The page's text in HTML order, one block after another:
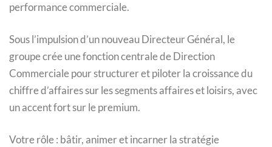
performance commerciale.
Sous l’impulsion d’un nouveau Directeur Général, le
groupe crée une fonction centrale de Direction
Commerciale pour structurer et piloter la croissance du
chiffre d’affaires sur les segments affaires et loisirs, avec
un accent fort sur le premium.
Votre rôle : bâtir, animer et incarner la stratégie